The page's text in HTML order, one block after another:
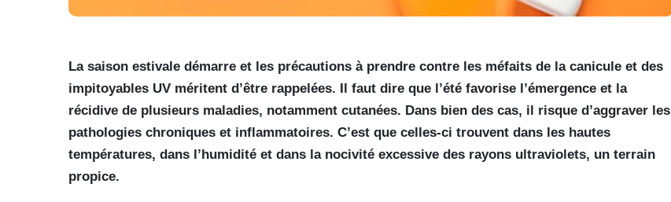
La saison estivale démarre et les précautions à prendre contre les méfaits de la canicule et des
impitoyables UV méritent d’être rappelées. Il faut dire que l’été favorise l’émergence et la
récidive de plusieurs maladies, notamment cutanées. Dans bien des cas, il risque d’aggraver les
pathologies chroniques et inflammatoires. C’est que celles-ci trouvent dans les hautes
températures, dans l’humidité et dans la nocivité excessive des rayons ultraviolets, un terrain
propice.